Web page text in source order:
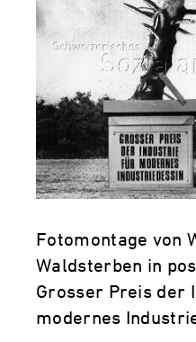
Fotomontage von
Waldsterben in
Grosser Preis der
modernes